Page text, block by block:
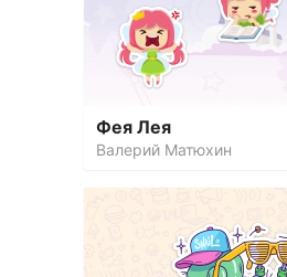
Фея Лея
Валерий Матюхин